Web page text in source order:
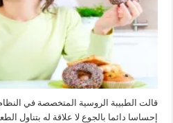
قالت الطبيبة الروسية المتخصصة في النظام
إحساسا دائما بالجوع لا علاقة له بتناول